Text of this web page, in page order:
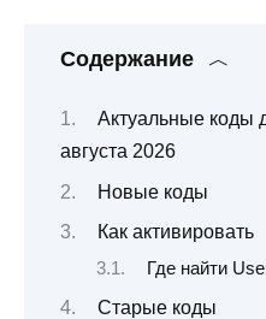
Содержание
Актуальные коды
августа 2026
Новые коды
Как активировать
Где найти
Старые коды